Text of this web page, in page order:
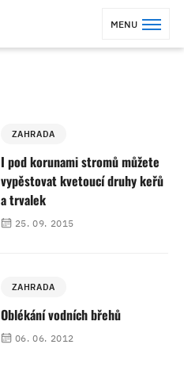
MENU
ZAHRADA
I pod korunami stromů můžete
vypěstovat kvetoucí druhy keřů
a trvalek
25. 09. 2015
ZAHRADA
Oblékání vodních břehů
06. 06. 2012